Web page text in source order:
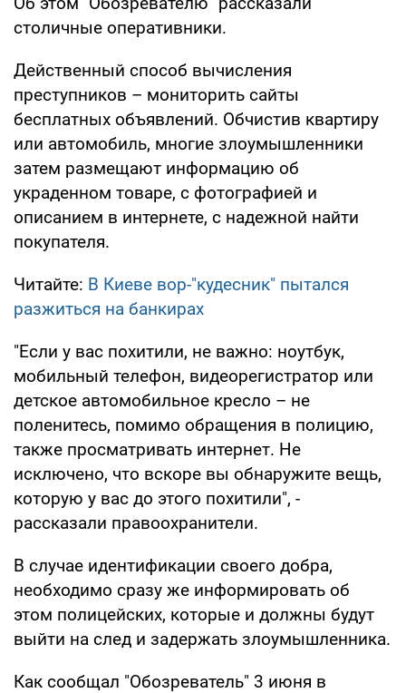
столичные оперативники.
Действенный способ вычисления
преступников – мониторить сайты
бесплатных объявлений. Обчистив квартиру
или автомобиль, многие злоумышленники
затем размещают информацию об
украденном товаре, с фотографией и
описанием в интернете, с надежной найти
покупателя.
Читайте: В Киеве вор-"кудесник" пытался
разжиться на банкирах
"Если у вас похитили, не важно: ноутбук,
мобильный телефон, видеорегистратор или
детское автомобильное кресло – не
поленитесь, помимо обращения в полицию,
также просматривать интернет. Не
исключено, что вскоре вы обнаружите вещь,
которую у вас до этого похитили", -
рассказали правоохранители.
В случае идентификации своего добра,
необходимо сразу же информировать об
этом полицейских, которые и должны будут
выйти на след и задержать злоумышленника.
Как сообщал "Обозреватель" 3 июня в